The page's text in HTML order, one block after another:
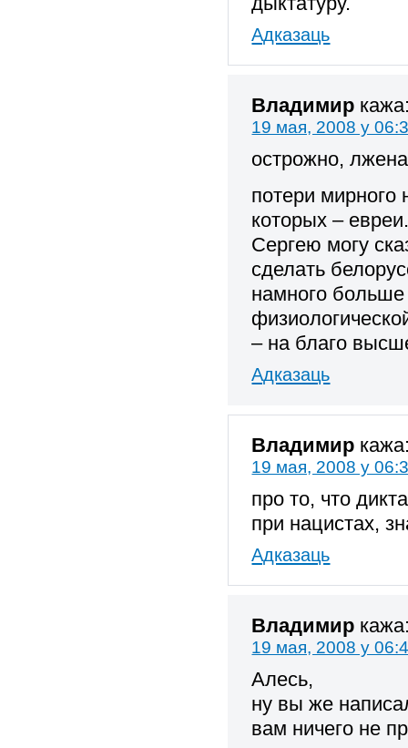
Адказаць
Владимир
19 мая, 2008 у
острожно,
потери мирного
которых –
Сергею могу
сделать
намного
– на благо
Адказаць
Владимир
19 мая, 2008 у
про то, что
при нацистах,
Адказаць
Владимир
19 мая, 2008 у
Алесь,
ну вы же
вам ничего не